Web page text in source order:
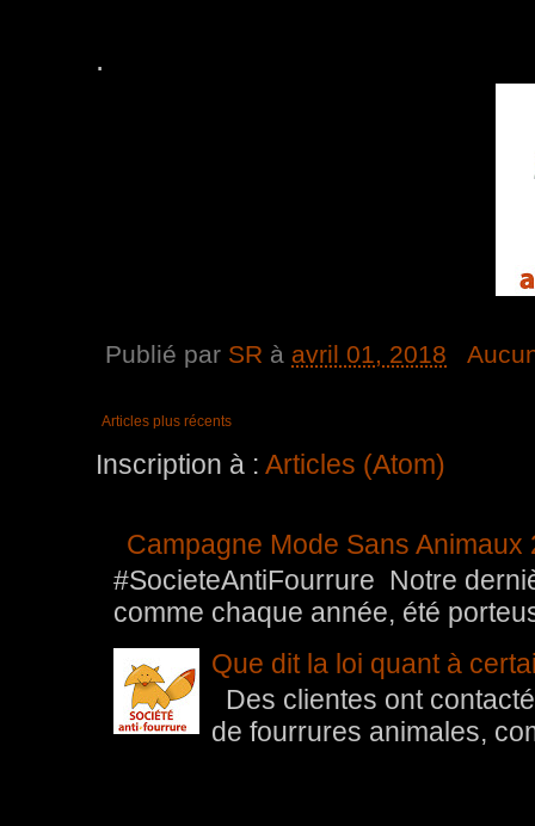
.
Publié par SR à avril 01, 2018
Articles plus récents
Inscription à : Articles (Atom)
Campagne Mode Sans Animaux
#SocieteAntiFourrure Notre
comme chaque année, été
Que dit la loi quant à
Des clientes ont
de fourrures animales,